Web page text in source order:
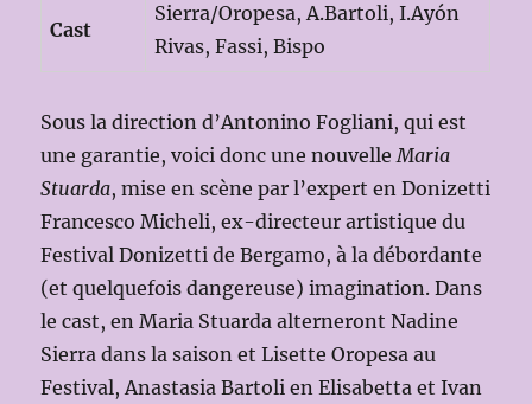
Cast
Sierra/Oropesa, A.Bartoli, I.Ayón
Rivas, Fassi, Bispo
Sous la direction d’Antonino Fogliani, qui est
une garantie, voici donc une nouvelleMaria
Stuarda, mise en scène par l’expert en Donizetti
Francesco Micheli, ex-directeur artistique du
Festival Donizetti de Bergamo, à la débordante
(et quelquefois dangereuse) imagination. Dans
le cast, en Maria Stuarda alterneront Nadine
Sierra dans la saison et Lisette Oropesa au
Festival, Anastasia Bartoli en Elisabetta et Ivan